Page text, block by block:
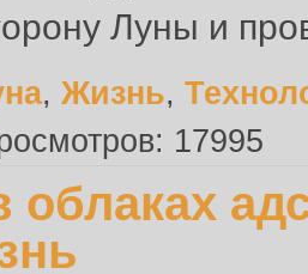
Луны и
, Жизнь,
17995
облаках